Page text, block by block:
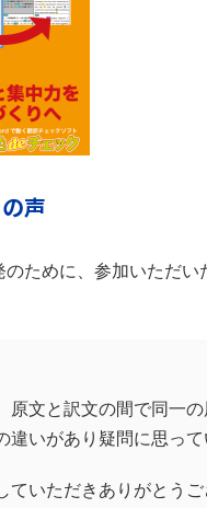
声
のために、参加いただ
原文と訳文の間で同一
違いがあり疑問に思って
ていただきありがとう